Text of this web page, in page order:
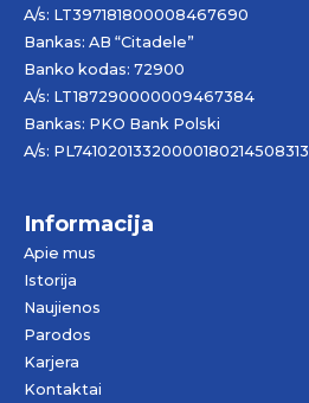
A/s: LT397181800008467690
Bankas: AB “Citadele”
Banko kodas: 72900
A/s: LT187290000009467384
Bankas: PKO Bank Polski
A/s: PL74102013320000180214508313
Informacija
Apie mus
Istorija
Naujienos
Parodos
Karjera
Kontaktai